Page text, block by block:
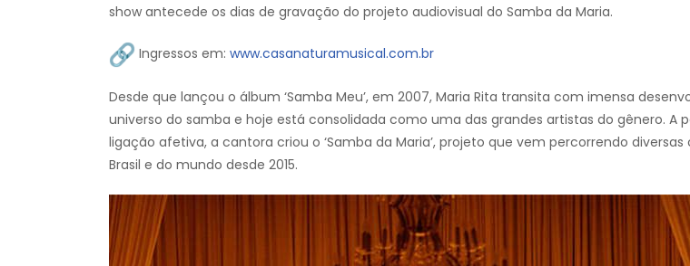
show antecede os dias de gravação do projeto audiovisual do Samba da Maria.
Ingressos em: www.casanaturamusical.com.br
Desde que lançou o álbum ‘Samba Meu’, em 2007, Maria Rita transita com imensa
universo do samba e hoje está consolidada como uma das grandes artistas do gênero. A
ligação afetiva, a cantora criou o ‘Samba da Maria’, projeto que vem percorrendo diversas
Brasil e do mundo desde 2015.